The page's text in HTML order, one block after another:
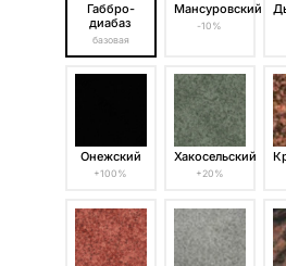
Габбро-
диабаз
базовая
Мансуровский
-10%
Онежский
+100%
Хакосельский
+20%